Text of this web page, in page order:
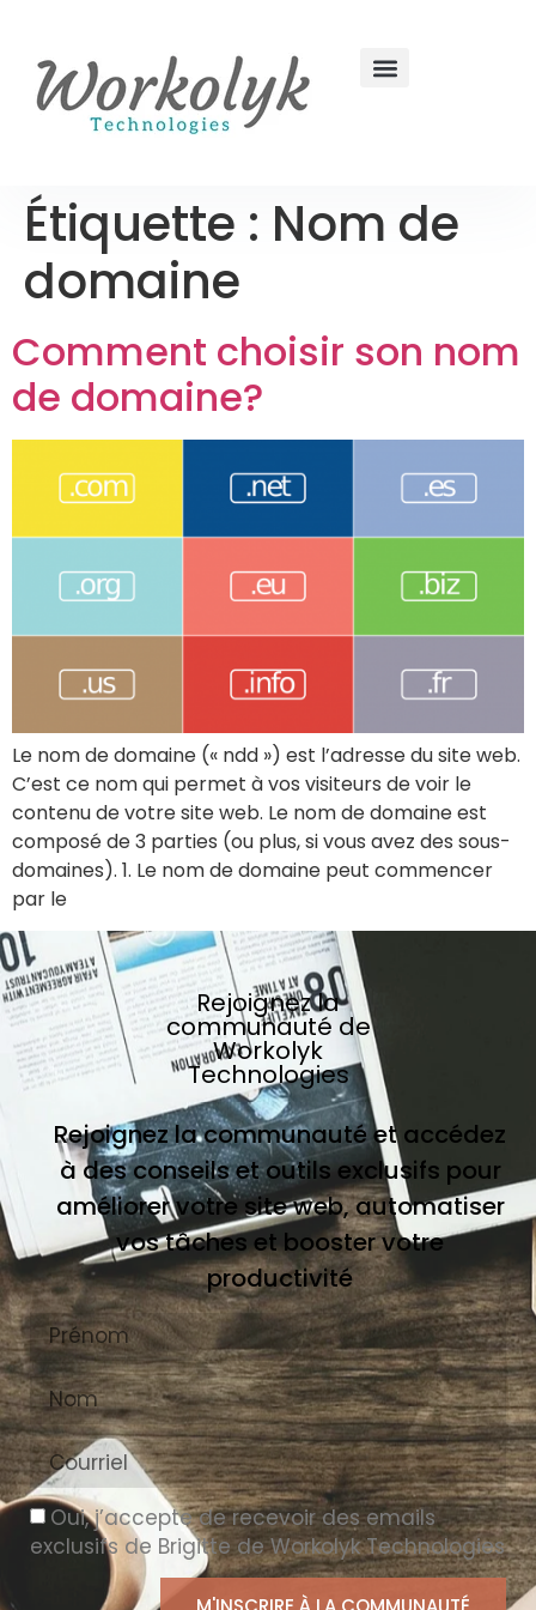
Étiquette : Nom de
domaine
Comment choisir son nom
de domaine?
Le nom de domaine (« ndd ») est l’adresse du site web.
C’est ce nom qui permet à vos visiteurs de voir le
contenu de votre site web. Le nom de domaine est
composé de 3 parties (ou plus, si vous avez des sous-
domaines). 1. Le nom de domaine peut commencer
par le
Rejoignez la
communauté de
Workolyk
Technologies
Rejoignez la communauté et accédez
à des conseils et outils exclusifs pour
améliorer votre site web, automatiser
vos tâches et booster votre
productivité
Oui, j’accepte de recevoir des emails
exclusifs de Brigitte de Workolyk Technologies